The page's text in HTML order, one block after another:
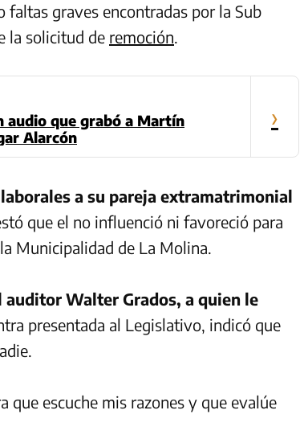
graves encontradas por la Sub
la solicitud de remoción.
audio que grabó a Martín
Alarcón
›
a su pareja extramatrimonial
que el no influenció ni favoreció para
Municipalidad de La Molina.
auditor Walter Grados, a quien le
presentada al Legislativo, indicó que
que escuche mis razones y que evalúe